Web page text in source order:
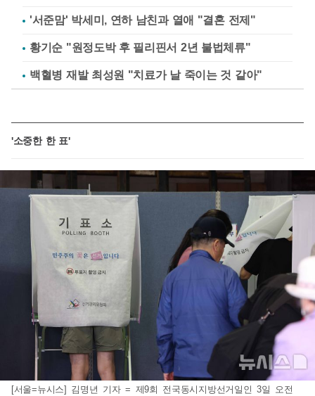
'서준맘' 박세미, 연하 남친과 열애 "결혼 전제"
황기순 "원정도박 후 필리핀서 2년 불법체류"
백혈병 재발 최성원 "치료가 날 죽이는 것 같아"
'소중한 한 표'
[서울=뉴시스] 김명년 기자 = 제9회 전국동시지방선거일인 3일 오전